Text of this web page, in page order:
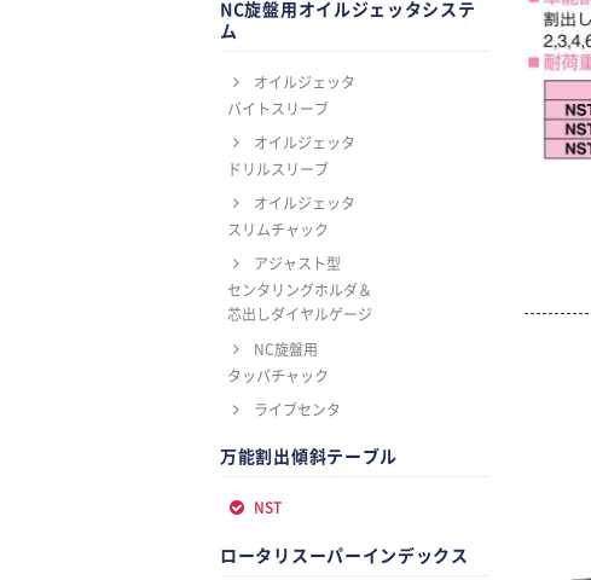
NC旋盤用オイルジェッタシステ
ム
オイルジェッタ
バイトスリーブ
オイルジェッタ
ドリルスリーブ
オイルジェッタ
スリムチャック
アジャスト型
センタリングホルダ＆
芯出しダイヤルゲージ
NC旋盤用
タッパチャック
ライブセンタ
万能割出傾斜テーブル
NST
ロータリスーパーインデックス